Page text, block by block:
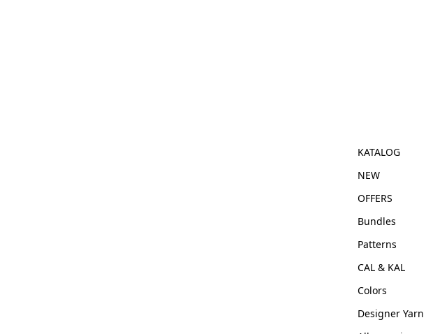
KATALOG
NEW
OFFERS
Bundles
Patterns
CAL & KAL
Colors
Designer Yarn